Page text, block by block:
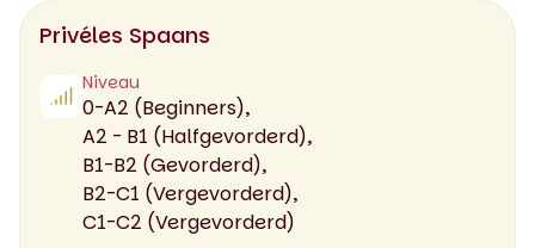
Privéles Spaans
Niveau
0-A2 (Beginners),
A2 - B1 (Halfgevorderd),
B1-B2 (Gevorderd),
B2-C1 (Vergevorderd),
C1-C2 (Vergevorderd)